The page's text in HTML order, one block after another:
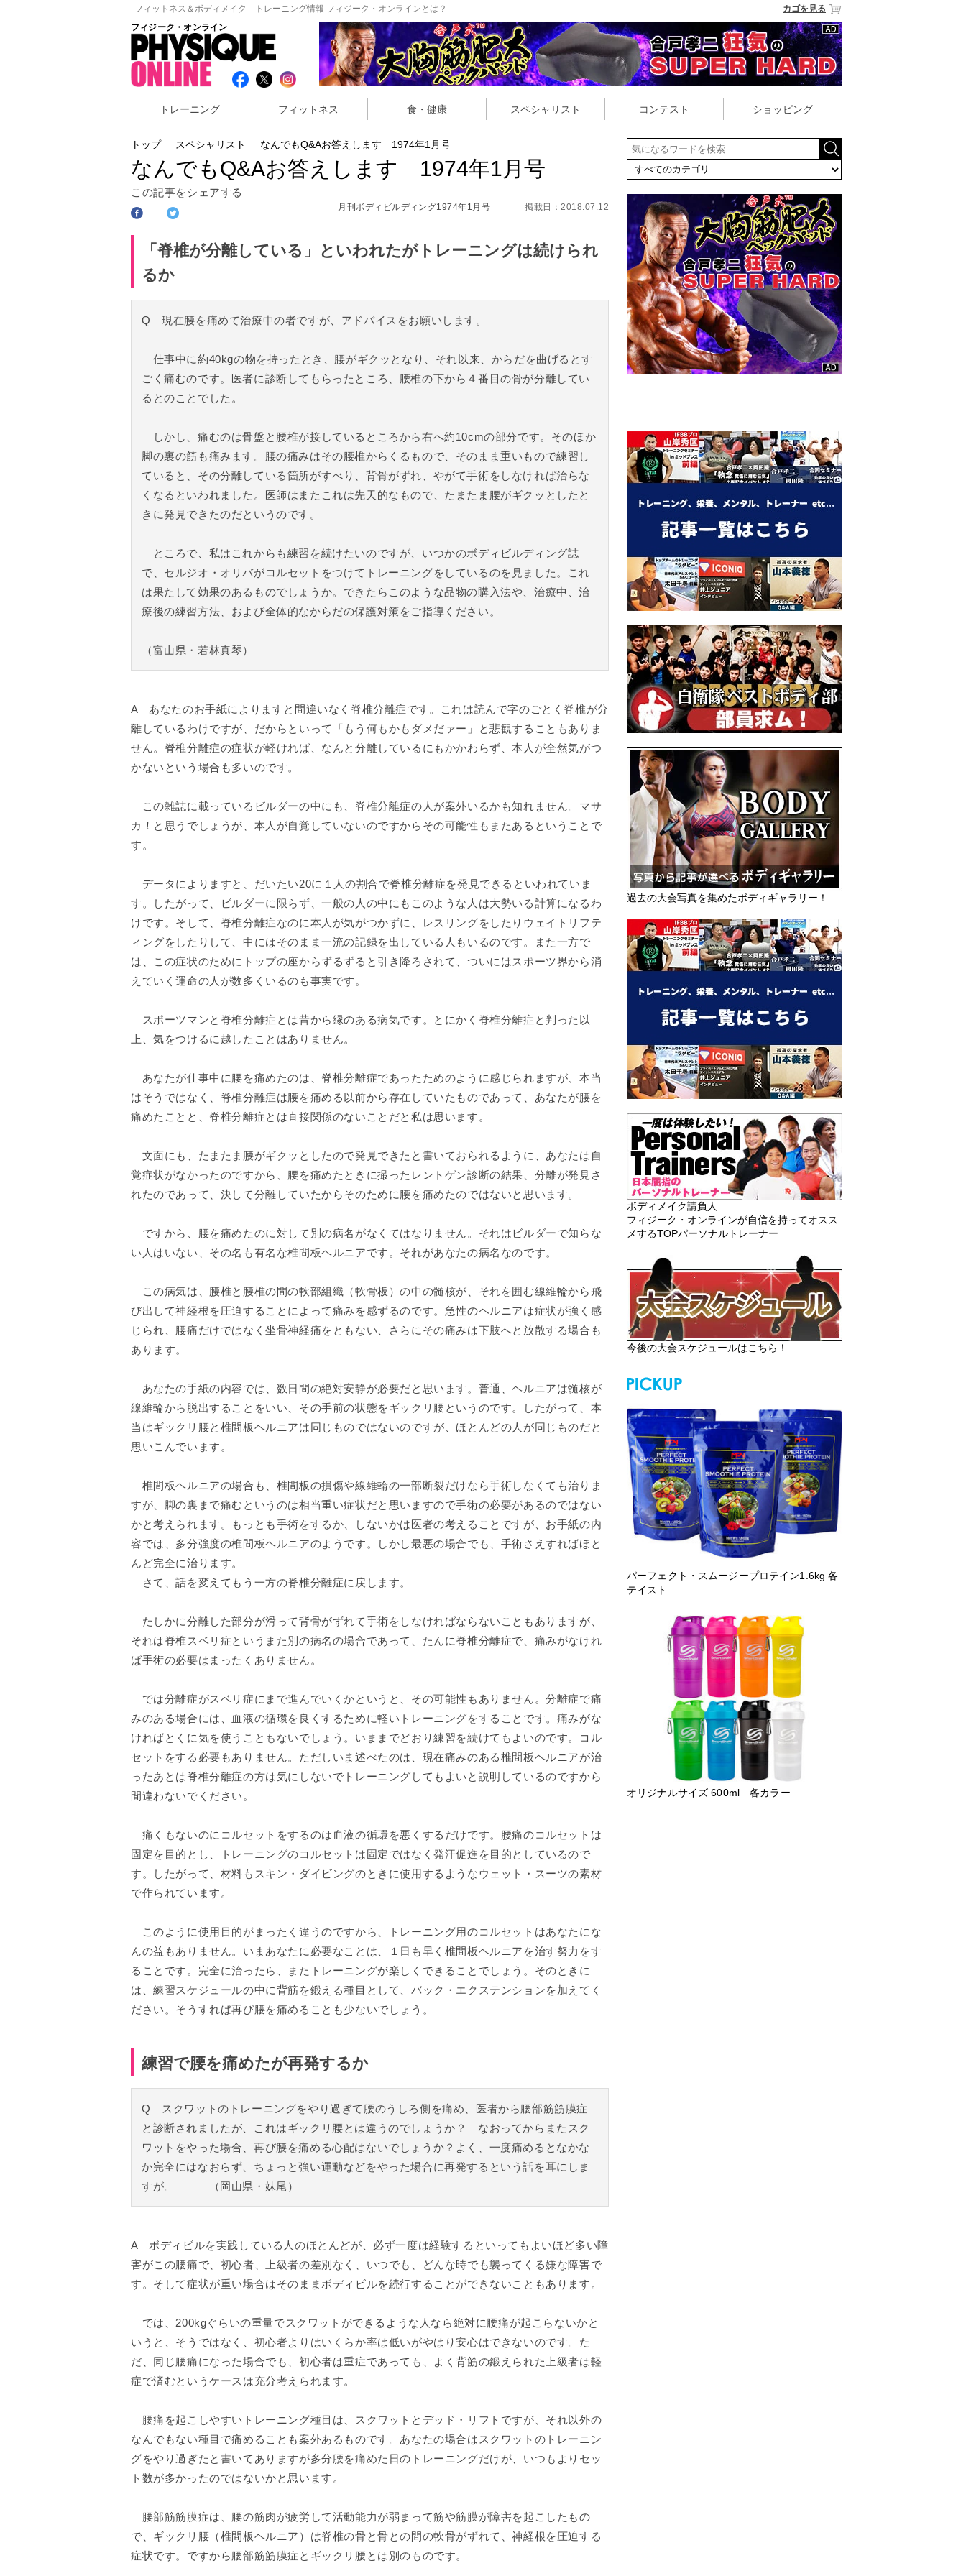
フィットネス＆ボディメイク トレーニング情報 フィジーク・オンラインとは？
カゴを見る
フィジーク・オンライン
トレーニング フィットネス 食・健康 スペシャリスト コンテスト ショッピング
過去の大会写真を集めたボディギャラリー！
ボディメイク請負人
フィジーク・オンラインが自信を持ってオスス
メするTOPパーソナルトレーナー
今後の大会スケジュールはこちら！
パーフェクト・スムージープロテイン1.6kg 各
テイスト
オリジナルサイズ 600ml 各カラー
トップ スペシャリスト なんでもQ&Aお答えします 1974年1月号
なんでもQ&Aお答えします 1974年1月号
この記事をシェアする
月刊ボディビルディング1974年1月号 掲載日：2018.07.12
「脊椎が分離している」といわれたがトレーニングは続けられ
るか
Q 現在腰を痛めて治療中の者ですが、アドバイスをお願いします。
仕事中に約40kgの物を持ったとき、腰がギクッとなり、それ以来、からだを曲げるとす
ごく痛むのです。医者に診断してもらったところ、腰椎の下から４番目の骨が分離してい
るとのことでした。
しかし、痛むのは骨盤と腰椎が接しているところから右へ約10cmの部分です。そのほか
脚の裏の筋も痛みます。腰の痛みはその腰椎からくるもので、そのまま重いもので練習し
ていると、その分離している箇所がすべり、背骨がずれ、やがて手術をしなければ治らな
くなるといわれました。医師はまたこれは先天的なもので、たまたま腰がギクッとしたと
きに発見できたのだというのです。
ところで、私はこれからも練習を続けたいのですが、いつかのボディビルディング誌
で、セルジオ・オリバがコルセットをつけてトレーニングをしているのを見ました。これ
は果たして効果のあるものでしょうか。できたらこのような品物の購入法や、治療中、治
療後の練習方法、および全体的なからだの保護対策をご指導ください。
（富山県・若林真琴）
A あなたのお手紙によりますと間違いなく脊椎分離症です。これは読んで字のごとく脊椎が分
離しているわけですが、だからといって「もう何もかもダメだァー」と悲観することもありま
せん。脊椎分離症の症状が軽ければ、なんと分離しているにもかかわらず、本人が全然気がつ
かないという場合も多いのです。
この雑誌に載っているビルダーの中にも、脊椎分離症の人が案外いるかも知れません。マサ
カ！と思うでしょうが、本人が自覚していないのですからその可能性もまたあるということで
す。
データによりますと、だいたい20に１人の割合で脊椎分離症を発見できるといわれていま
す。したがって、ビルダーに限らず、一般の人の中にもこのような人は大勢いる計算になるわ
けです。そして、脊椎分離症なのに本人が気がつかずに、レスリングをしたりウェイトリフテ
ィングをしたりして、中にはそのまま一流の記録を出している人もいるのです。また一方で
は、この症状のためにトップの座からずるずると引き降ろされて、ついにはスポーツ界から消
えていく運命の人が数多くいるのも事実です。
スポーツマンと脊椎分離症とは昔から縁のある病気です。とにかく脊椎分離症と判った以
上、気をつけるに越したことはありません。
あなたが仕事中に腰を痛めたのは、脊椎分離症であったためのように感じられますが、本当
はそうではなく、脊椎分離症は腰を痛める以前から存在していたものであって、あなたが腰を
痛めたことと、脊椎分離症とは直接関係のないことだと私は思います。
文面にも、たまたま腰がギクッとしたので発見できたと書いておられるように、あなたは自
覚症状がなかったのですから、腰を痛めたときに撮ったレントゲン診断の結果、分離が発見さ
れたのであって、決して分離していたからそのために腰を痛めたのではないと思います。
ですから、腰を痛めたのに対して別の病名がなくてはなりません。それはビルダーで知らな
い人はいない、その名も有名な椎間板ヘルニアです。それがあなたの病名なのです。
この病気は、腰椎と腰椎の間の軟部組織（軟骨板）の中の髄核が、それを囲む線維輪から飛
び出して神経根を圧迫することによって痛みを感ずるのです。急性のヘルニアは症状が強く感
じられ、腰痛だけではなく坐骨神経痛をともない、さらにその痛みは下肢へと放散する場合も
あります。
あなたの手紙の内容では、数日間の絶対安静が必要だと思います。普通、ヘルニアは髄核が
線維輪から脱出することをいい、その手前の状態をギックリ腰というのです。したがって、本
当はギックリ腰と椎間板ヘルニアは同じものではないのですが、ほとんどの人が同じものだと
思いこんでいます。
椎間板ヘルニアの場合も、椎間板の損傷や線維輪の一部断裂だけなら手術しなくても治りま
すが、脚の裏まで痛むというのは相当重い症状だと思いますので手術の必要があるのではない
かと考えられます。もっとも手術をするか、しないかは医者の考えることですが、お手紙の内
容では、多分強度の椎間板ヘルニアのようです。しかし最悪の場合でも、手術さえすればほと
んど完全に治ります。
さて、話を変えてもう一方の脊椎分離症に戻します。
たしかに分離した部分が滑って背骨がずれて手術をしなければならないこともありますが、
それは脊椎スベリ症というまた別の病名の場合であって、たんに脊椎分離症で、痛みがなけれ
ば手術の必要はまったくありません。
では分離症がスベリ症にまで進んでいくかというと、その可能性もありません。分離症で痛
みのある場合には、血液の循環を良くするために軽いトレーニングをすることです。痛みがな
ければとくに気を使うこともないでしょう。いままでどおり練習を続けてもよいのです。コル
セットをする必要もありません。ただしいま述べたのは、現在痛みのある椎間板ヘルニアが治
ったあとは脊椎分離症の方は気にしないでトレーニングしてもよいと説明しているのですから
間違わないでください。
痛くもないのにコルセットをするのは血液の循環を悪くするだけです。腰痛のコルセットは
固定を目的とし、トレーニングのコルセットは固定ではなく発汗促進を目的としているので
す。したがって、材料もスキン・ダイビングのときに使用するようなウェット・スーツの素材
で作られています。
このように使用目的がまったく違うのですから、トレーニング用のコルセットはあなたにな
んの益もありません。いまあなたに必要なことは、１日も早く椎間板ヘルニアを治す努力をす
ることです。完全に治ったら、またトレーニングが楽しくできることでしょう。そのときに
は、練習スケジュールの中に背筋を鍛える種目として、バック・エクステンションを加えてく
ださい。そうすれば再び腰を痛めることも少ないでしょう。
練習で腰を痛めたが再発するか
Q スクワットのトレーニングをやり過ぎて腰のうしろ側を痛め、医者から腰部筋筋膜症
と診断されましたが、これはギックリ腰とは違うのでしょうか？ なおってからまたスク
ワットをやった場合、再び腰を痛める心配はないでしょうか？よく、一度痛めるとなかな
か完全にはなおらず、ちょっと強い運動などをやった場合に再発するという話を耳にしま
すが。 （岡山県・妹尾）
A ボディビルを実践している人のほとんどが、必ず一度は経験するといってもよいほど多い障
害がこの腰痛で、初心者、上級者の差別なく、いつでも、どんな時でも襲ってくる嫌な障害で
す。そして症状が重い場合はそのままボディビルを続行することができないこともあります。
では、200kgぐらいの重量でスクワットができるような人なら絶対に腰痛が起こらないかと
いうと、そうではなく、初心者よりはいくらか率は低いがやはり安心はできないのです。た
だ、同じ腰痛になった場合でも、初心者は重症であっても、よく背筋の鍛えられた上級者は軽
症で済むというケースは充分考えられます。
腰痛を起こしやすいトレーニング種目は、スクワットとデッド・リフトですが、それ以外の
なんでもない種目で痛めることも案外あるものです。あなたの場合はスクワットのトレーニン
グをやり過ぎたと書いてありますが多分腰を痛めた日のトレーニングだけが、いつもよりセッ
ト数が多かったのではないかと思います。
腰部筋筋膜症は、腰の筋肉が疲労して活動能力が弱まって筋や筋膜が障害を起こしたもの
で、ギックリ腰（椎間板ヘルニア）は脊椎の骨と骨との間の軟骨がずれて、神経根を圧迫する
症状です。ですから腰部筋筋膜症とギックリ腰とは別のものです。